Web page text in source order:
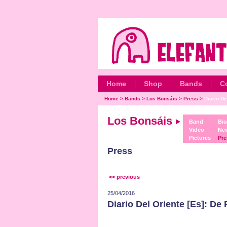
Home Shop Bands
Home> Bands > Los Bonsáis > Press > Diario
Los Bonsáis
Band
Video
Pictures
Press
<< previous
25/04/2016
Diario Del Oriente [Es]: De